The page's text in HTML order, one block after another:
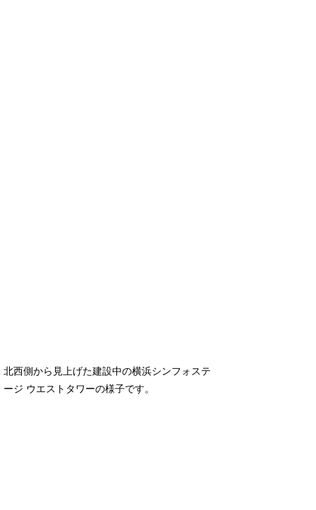
北西側から見上げた建設中の横浜シンフォステ
ージ ウエストタワーの様子です。